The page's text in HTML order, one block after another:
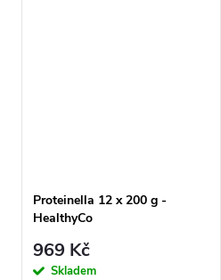
Proteinella 12 x 200 g -
HealthyCo
969 Kč
Skladem